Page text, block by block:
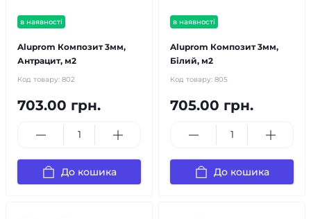
в наявності
Aluprom Композит 3мм,
Антрацит, м2
Код товару: 802
703.00 грн.
До кошика
в наявності
Aluprom Композит 3мм,
Білий, м2
Код товару: 805
705.00 грн.
До кошика